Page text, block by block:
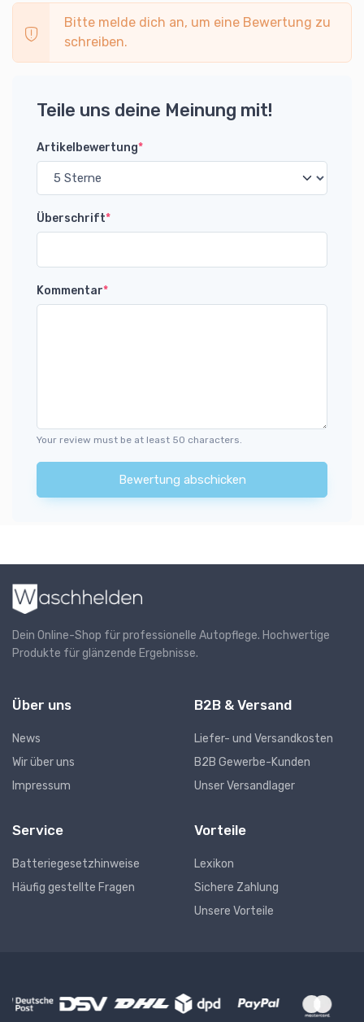
Bitte melde dich an, um eine Bewertung zu
schreiben.
Teile uns deine Meinung mit!
Artikelbewertung*
Überschrift*
Kommentar*
Your review must be at least 50 characters.
Bewertung abschicken
Dein Online-Shop für professionelle Autopflege. Hochwertige
Produkte für glänzende Ergebnisse.
Über uns
News
Wir über uns
Impressum
B2B & Versand
Liefer- und Versandkosten
B2B Gewerbe-Kunden
Unser Versandlager
Service
Batteriegesetzhinweise
Häufig gestellte Fragen
Vorteile
Lexikon
Sichere Zahlung
Unsere Vorteile